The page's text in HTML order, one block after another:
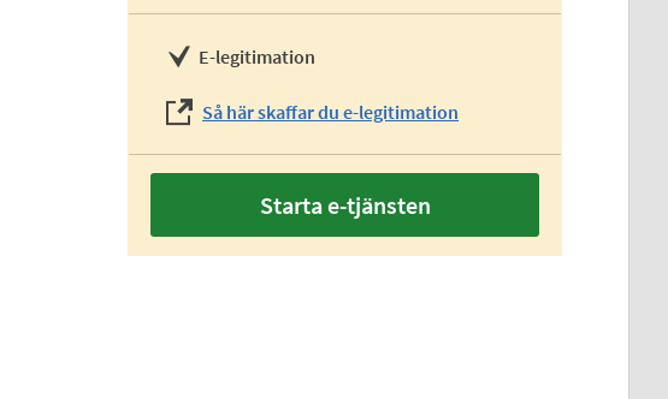
E-legitimation
Så här skaffar du e-legitimation
Starta e-tjänsten